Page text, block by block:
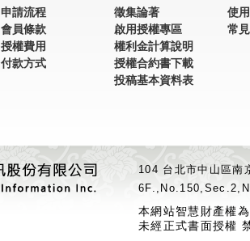
申請流程
會員條款
授權費用
付款方式
徵集論著
啟用授權專區
權利金計算說明
授權合約書下載
投稿基本資料表
使
常
104 台北市中山區
本網站智慧財產權
未經正式書面授權